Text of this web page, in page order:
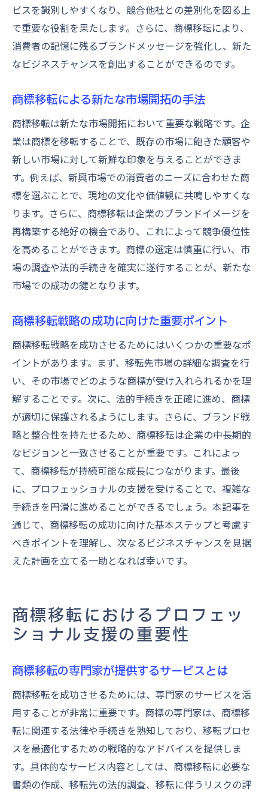
ビスを識別しやすくなり、競合他社との差別化を図る上
で重要な役割を果たします。さらに、商標移転により、
消費者の記憶に残るブランドメッセージを強化し、新た
なビジネスチャンスを創出することができるのです。
商標移転による新たな市場開拓の手法
商標移転は新たな市場開拓において重要な戦略です。企
業は商標を移転することで、既存の市場に飽きた顧客や
新しい市場に対して新鮮な印象を与えることができま
す。例えば、新興市場での消費者のニーズに合わせた商
標を選ぶことで、現地の文化や価値観に共鳴しやすくな
ります。さらに、商標移転は企業のブランドイメージを
再構築する絶好の機会であり、これによって競争優位性
を高めることができます。商標の選定は慎重に行い、市
場の調査や法的手続きを確実に遂行することが、新たな
市場での成功の鍵となります。
商標移転戦略の成功に向けた重要ポイント
商標移転戦略を成功させるためにはいくつかの重要なポ
イントがあります。まず、移転先市場の詳細な調査を行
い、その市場でどのような商標が受け入れられるかを理
解することです。次に、法的手続きを正確に進め、商標
が適切に保護されるようにします。さらに、ブランド戦
略と整合性を持たせるため、商標移転は企業の中長期的
なビジョンと一致させることが重要です。これによっ
て、商標移転が持続可能な成長につながります。最後
に、プロフェッショナルの支援を受けることで、複雑な
手続きを円滑に進めることができるでしょう。本記事を
通じて、商標移転の成功に向けた基本ステップと考慮す
べきポイントを理解し、次なるビジネスチャンスを見据
えた計画を立てる一助となれば幸いです。
商標移転におけるプロフェッ
ショナル支援の重要性
商標移転の専門家が提供するサービスとは
商標移転を成功させるためには、専門家のサービスを活
用することが非常に重要です。商標の専門家は、商標移
転に関連する法律や手続きを熟知しており、移転プロセ
スを最適化するための戦略的なアドバイスを提供しま
す。具体的なサービス内容としては、商標移転に必要な
書類の作成、移転先の法的調査、移転に伴うリスクの評